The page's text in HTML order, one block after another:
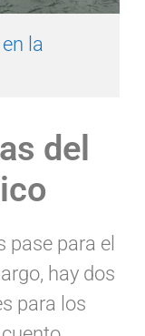
la
del
pase para el
hay dos
para los